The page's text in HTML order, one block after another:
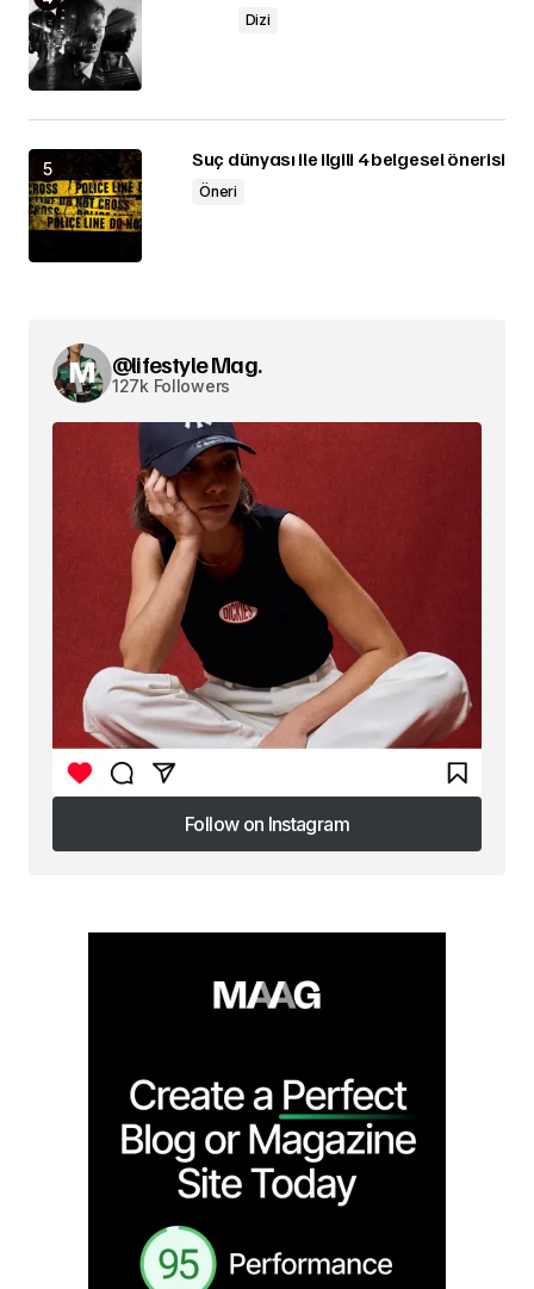
Dizi
Suç dünyası ile ilgili 4 belgesel önerisi
Öneri
@lifestyle Mag.
127k Followers
Follow on Instagram
Follow on Instagram